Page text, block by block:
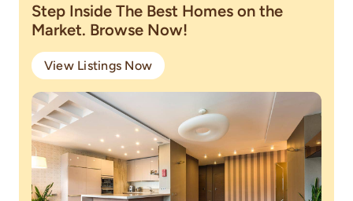
Step Inside The Best Homes on the
Market. Browse Now!
View Listings Now